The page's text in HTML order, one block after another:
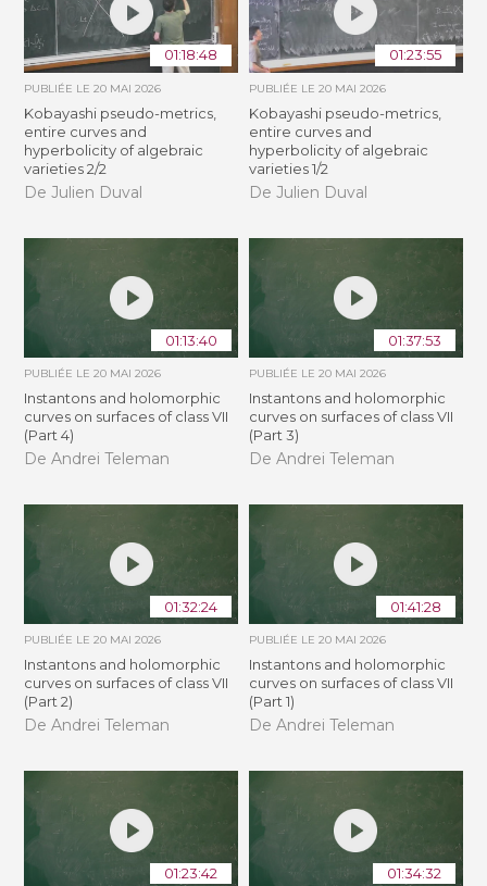
01:18:48
PUBLIÉE LE20 MAI 2026
Kobayashi pseudo-metrics,
entire curves and
hyperbolicity of algebraic
varieties 2/2
De Julien Duval
01:23:55
PUBLIÉE LE 20 MAI 2026
Kobayashi pseudo-metrics,
entire curves and
hyperbolicity of algebraic
varieties 1/2
De Julien Duval
01:13:40
PUBLIÉE LE20 MAI 2026
Instantons and holomorphic
curves on surfaces of class VII
(Part 4)
De Andrei Teleman
01:37:53
PUBLIÉE LE 20 MAI 2026
Instantons and holomorphic
curves on surfaces of class VII
(Part 3)
De Andrei Teleman
01:32:24
PUBLIÉE LE20 MAI 2026
Instantons and holomorphic
curves on surfaces of class VII
(Part 2)
De Andrei Teleman
01:41:28
PUBLIÉE LE 20 MAI 2026
Instantons and holomorphic
curves on surfaces of class VII
(Part 1)
De Andrei Teleman
01:23:42 01:34:32